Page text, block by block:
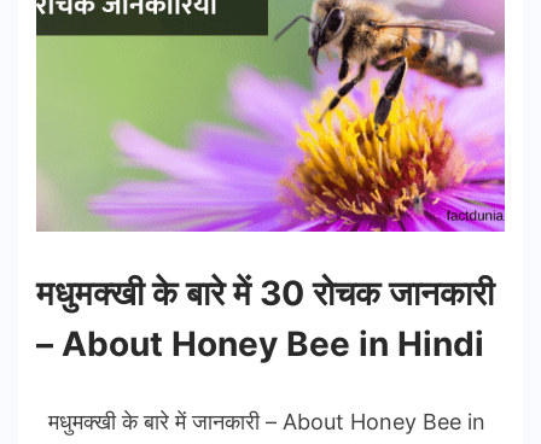
मधुमक्खी के बारे में 30 रोचक जानकारी
– About Honey Bee in Hindi
मधुमक्खी के बारे में जानकारी – About Honey Bee in